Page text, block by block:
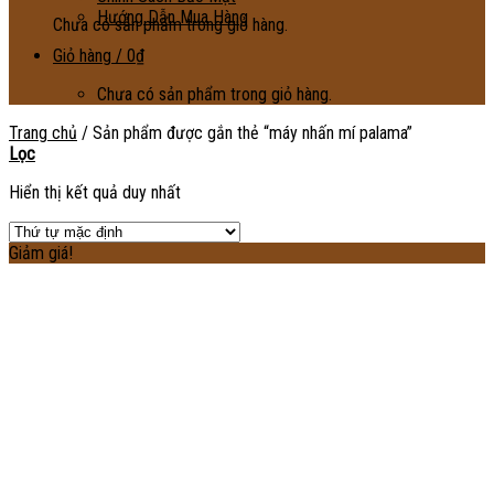
Chưa có sản phẩm trong giỏ hàng.
Hướng Dẫn Mua Hàng
Giỏ hàng / 0₫
Chưa có sản phẩm trong giỏ hàng.
Trang chủ / Sản phẩm được gắn thẻ “máy nhấn mí palama”
Lọc
Hiển thị kết quả duy nhất
Giảm giá!